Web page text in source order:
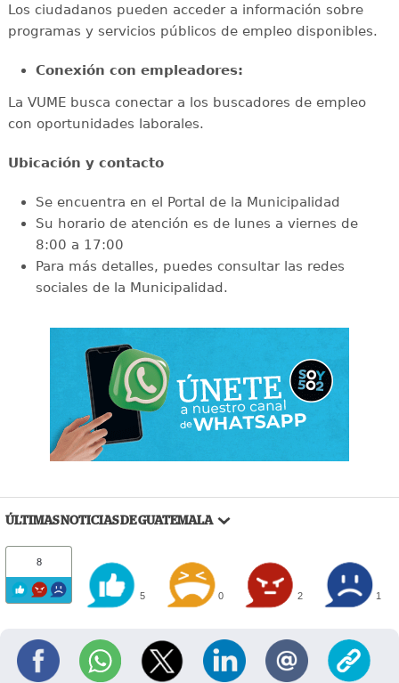
Los ciudadanos pueden acceder a información sobre
programas y servicios públicos de empleo disponibles.
Conexión con empleadores:
La VUME busca conectar a los buscadores de empleo
con oportunidades laborales.
Ubicación y contacto
Se encuentra en el Portal de la Municipalidad
Su horario de atención es de lunes a viernes de
8:00 a 17:00
Para más detalles, puedes consultar las redes
sociales de la Municipalidad.
ÚLTIMAS NOTICIAS DE GUATEMALA
8
5 0 2 1